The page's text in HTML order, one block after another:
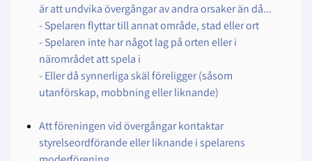
är att undvika övergångar av andra orsaker än då...
- Spelaren flyttar till annat område, stad eller ort
- Spelaren inte har något lag på orten eller i
närområdet att spela i
- Eller då synnerliga skäl föreligger (såsom
utanförskap, mobbning eller liknande)
Att föreningen vid övergångar kontaktar
styrelseordförande eller liknande i spelarens